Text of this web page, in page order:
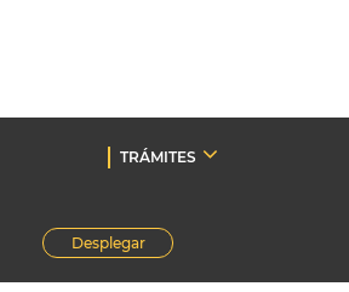
TRÁMITES
Desplegar